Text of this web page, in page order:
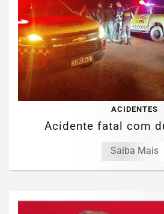
ACIDENTES
Acidente fatal com
Saiba Mais